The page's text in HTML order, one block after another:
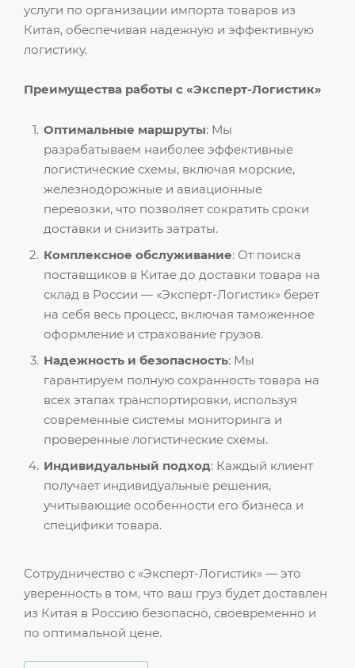
услуги по организации импорта товаров из
Китая, обеспечивая надежную и эффективную
логистику.
Преимущества работы с «Эксперт-Логистик»
Оптимальные маршруты: Мы
разрабатываем наиболее эффективные
логистические схемы, включая морские,
железнодорожные и авиационные
перевозки, что позволяет сократить сроки
доставки и снизить затраты.
Комплексное обслуживание: От поиска
поставщиков в Китае до доставки товара на
склад в России — «Эксперт-Логистик» берет
на себя весь процесс, включая таможенное
оформление и страхование грузов.
Надежность и безопасность: Мы
гарантируем полную сохранность товара на
всех этапах транспортировки, используя
современные системы мониторинга и
проверенные логистические схемы.
Индивидуальный подход: Каждый клиент
получает индивидуальные решения,
учитывающие особенности его бизнеса и
специфики товара.
Сотрудничество с «Эксперт-Логистик» — это
уверенность в том, что ваш груз будет доставлен
из Китая в Россию безопасно, своевременно и
по оптимальной цене.